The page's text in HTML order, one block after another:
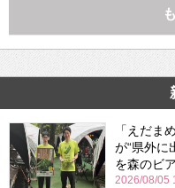
「えだま
が“県外に
を森のビ
2026/08/05